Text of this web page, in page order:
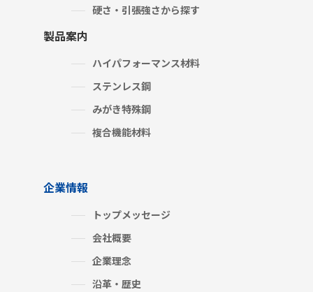
硬さ・引張強さから探す
製品案内
ハイパフォーマンス材料
ステンレス鋼
みがき特殊鋼
複合機能材料
企業情報
トップメッセージ
会社概要
企業理念
沿革・歴史